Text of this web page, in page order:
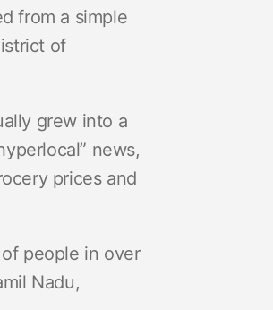
from a simple
of
grew into a
news,
prices and
people in over
Nadu,